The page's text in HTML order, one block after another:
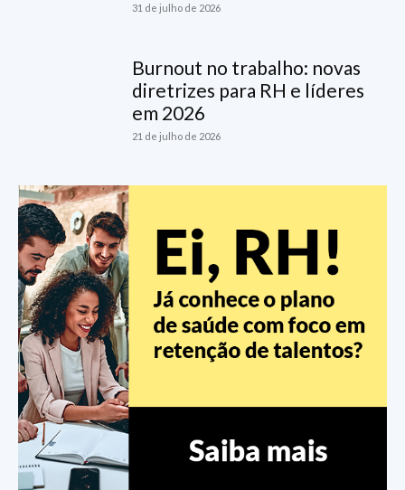
31 de julho de 2026
Burnout no trabalho: novas
diretrizes para RH e líderes
em 2026
21 de julho de 2026